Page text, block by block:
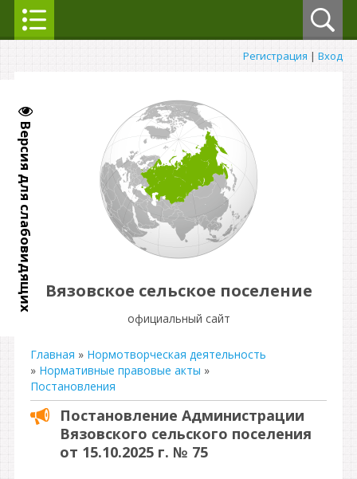
Версия для слабовидящих
Регистрация | Вход
Вязовское сельское поселение
официальный сайт
Главная » Нормотворческая деятельность
» Нормативные правовые акты »
Постановления
Постановление Администрации
Вязовского сельского поселения
от 15.10.2025 г. № 75